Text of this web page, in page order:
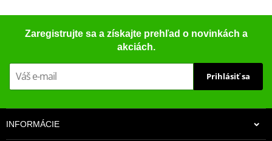
Zaregistrujte sa a získajte prehľad o novinkách a
akciách.
Prihlásiť sa
INFORMÁCIE